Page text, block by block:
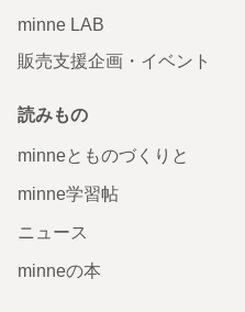
minne LAB
販売支援企画・イベント
読みもの
minneとものづくりと
minne学習帖
ニュース
minneの本